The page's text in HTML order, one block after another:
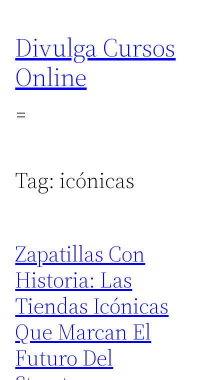
conteúdo
Divulga Cursos
Online
Tag: icónicas
Zapatillas Con
Historia: Las
Tiendas Icónicas
Que Marcan El
Futuro Del